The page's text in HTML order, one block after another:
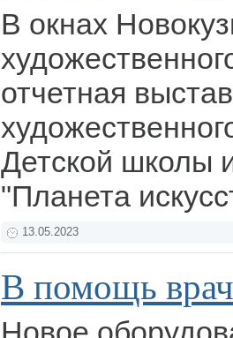
В окнах
отчетная
Детской школы
"Планета
13.05.2023
В помощь